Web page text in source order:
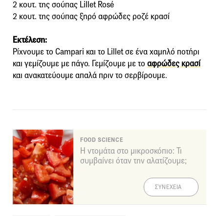
2 κουτ. της σούπας Lillet Rosé
2 κουτ. της σούπας ξηρό αφρώδες ροζέ κρασί
Εκτέλεση:
Ρίχνουμε το Campari και το Lillet σε ένα χαμηλό ποτήρι
και γεμίζουμε με πάγο. Γεμίζουμε με το αφρώδες κρασί
και ανακατεύουμε απαλά πριν το σερβίρουμε.
FOOD SCIENCE
Η ντομάτα στο μικροσκόπιο: Τι
συμβαίνει όταν την αλατίζουμε;
ΣΥΝΕΧΕΙΑ